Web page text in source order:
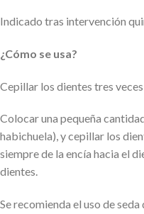
Indicado tras intervención
¿Cómo se usa?
Cepillar los dientes tres
Colocar una pequeña
habichuela), y cepillar los
siempre de la encía hacia el
dientes.
Se recomienda el uso de